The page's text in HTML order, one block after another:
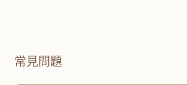
常見問題